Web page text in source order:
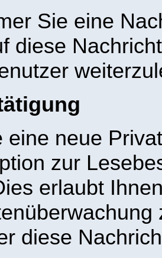
Sie eine
diese
eine neue
zur
erlaubt
diese